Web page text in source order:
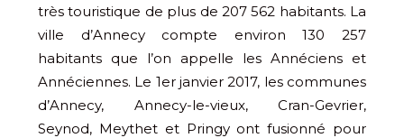
très touristique de plus de 207 562 habitants. La
ville d’Annecy compte environ 130 257
habitants que l’on appelle les Annéciens et
Annéciennes. Le 1er janvier 2017, les communes
d’Annecy, Annecy-le-vieux, Cran-Gevrier,
Seynod, Meythet et Pringy ont fusionné pour